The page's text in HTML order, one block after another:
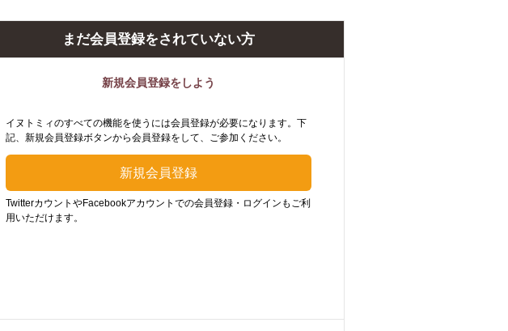
まだ会員登録をされていない方
新規会員登録をしよう
イヌトミィのすべての機能を使うには会員登録が必要になります。下
記、新規会員登録ボタンから会員登録をして、ご参加ください。
TwitterカウントやFacebookアカウントでの会員登録・ログインもご利
用いただけます。